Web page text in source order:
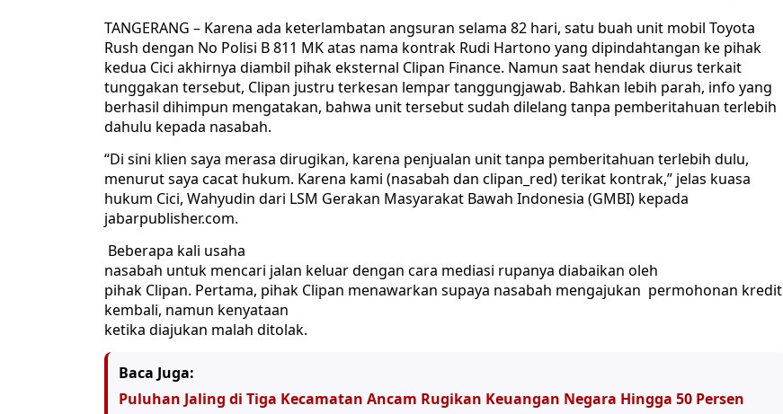
TANGERANG – Karena ada keterlambatan angsuran selama 82 hari, satu buah unit mobil Toyota
Rush dengan No Polisi B 811 MK atas nama kontrak Rudi Hartono yang dipindahtangan ke pihak
kedua Cici akhirnya diambil pihak eksternal Clipan Finance. Namun saat hendak diurus terkait
tunggakan tersebut, Clipan justru terkesan lempar tanggungjawab. Bahkan lebih parah, info yang
berhasil dihimpun mengatakan, bahwa unit tersebut sudah dilelang tanpa pemberitahuan terlebih
dahulu kepada nasabah.
“Di sini klien saya merasa dirugikan, karena penjualan unit tanpa pemberitahuan terlebih dulu,
menurut saya cacat hukum. Karena kami (nasabah dan clipan_red) terikat kontrak,” jelas kuasa
hukum Cici, Wahyudin dari LSM Gerakan Masyarakat Bawah Indonesia (GMBI) kepada
jabarpublisher.com.
Beberapa kali usaha
nasabah untuk mencari jalan keluar dengan cara mediasi rupanya diabaikan oleh
pihak Clipan. Pertama, pihak Clipan menawarkan supaya nasabah mengajukan permohonan kredit
kembali, namun kenyataan
ketika diajukan malah ditolak.
Baca Juga:
Puluhan Jaling di Tiga Kecamatan Ancam Rugikan Keuangan Negara Hingga 50 Persen